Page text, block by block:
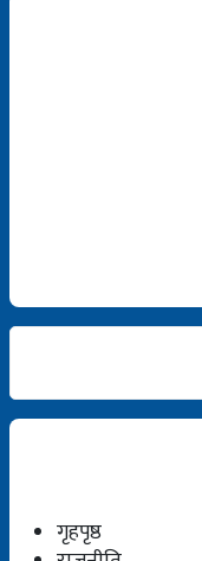
गृहपृष्ठ